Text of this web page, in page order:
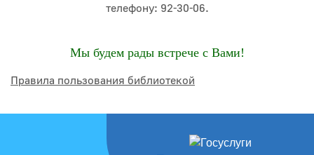
телефону: 92-30-06.
Мы будем рады встрече с Вами!
Правила пользования библиотекой